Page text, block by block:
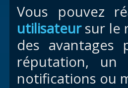
Vous pouvez
utilisateursur le
des avantages
réputation, un
notifications ou